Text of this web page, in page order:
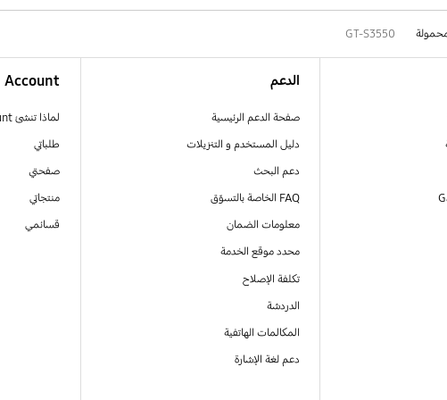
GT-S3550
الدعم
صفحة الدعم الرئيسية
دليل المستخدم و التنزيلات
دعم البحث
FAQ الخاصة بالتسوّق
معلومات الضمان
محدد موقع الخدمة
تكلفة الإصلاح
الدردشة
المكالمات الهاتفية
دعم لغة الإشارة
Account
لماذا تنشئ Samsung Account
طلباتي
صفحتي
منتجاتي
قسائمي